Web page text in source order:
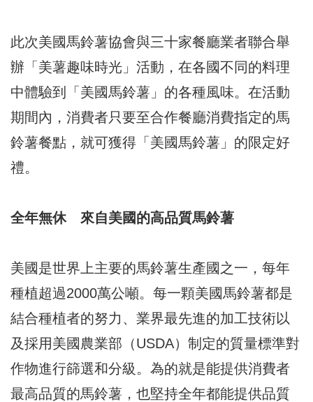
此次美國馬鈴薯協會與三十家餐廳業者聯合舉
辦「美薯趣味時光」活動，在各國不同的料理
中體驗到「美國馬鈴薯」的各種風味。在活動
期間內，消費者只要至合作餐廳消費指定的馬
鈴薯餐點，就可獲得「美國馬鈴薯」的限定好
禮。
全年無休 來自美國的高品質馬鈴薯
美國是世界上主要的馬鈴薯生產國之一，每年
種植超過2000萬公噸。每一顆美國馬鈴薯都是
結合種植者的努力、業界最先進的加工技術以
及採用美國農業部（USDA）制定的質量標準對
作物進行篩選和分級。為的就是能提供消費者
最高品質的馬鈴薯，也堅持全年都能提供品質